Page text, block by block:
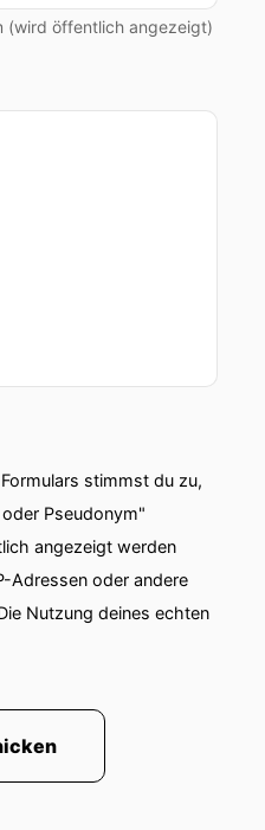
(wird öffentlich angezeigt)
stimmst du zu,
Pseudonym"
angezeigt werden
Adressen oder andere
Nutzung deines echten